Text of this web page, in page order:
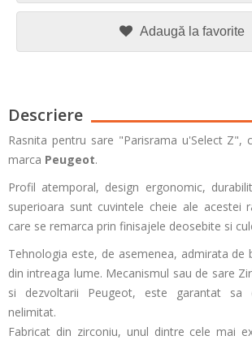
Adaugă la favorite
Descriere
Rasnita pentru sare "Parisrama u'Select Z",
marca Peugeot.
Profil atemporal, design ergonomic,
superioara sunt cuvintele cheie ale acestei
care se remarca prin finisajele deosebite si
Tehnologia este, de asemenea, admirata de
din intreaga lume. Mecanismul sau de sare
si dezvoltarii Peugeot, este garantat sa
nelimitat.
Fabricat din zirconiu, unul dintre cele mai